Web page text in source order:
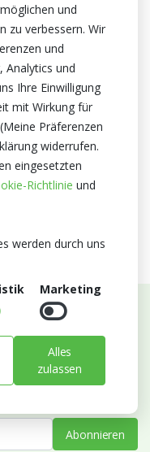
und
Abonnieren
und
zu verbessern. Wir
und
Analytics und
Ihre Einwilligung
mit Wirkung für
Präferenzen
widerrufen.
eingesetzten
Richtlinie und
werden durch uns
Marketing
Alles
zulassen